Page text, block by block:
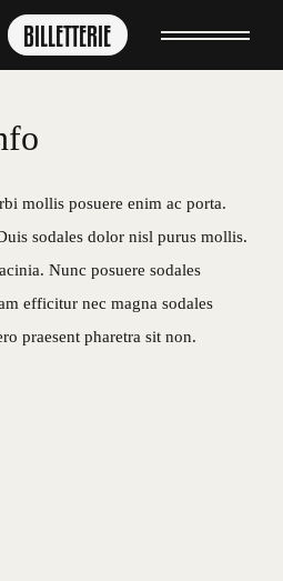
BILLETTERIE
mollis posuere enim ac porta.
sodales dolor nisl purus mollis.
Nunc posuere sodales
efficitur nec magna sodales
praesent pharetra sit non.